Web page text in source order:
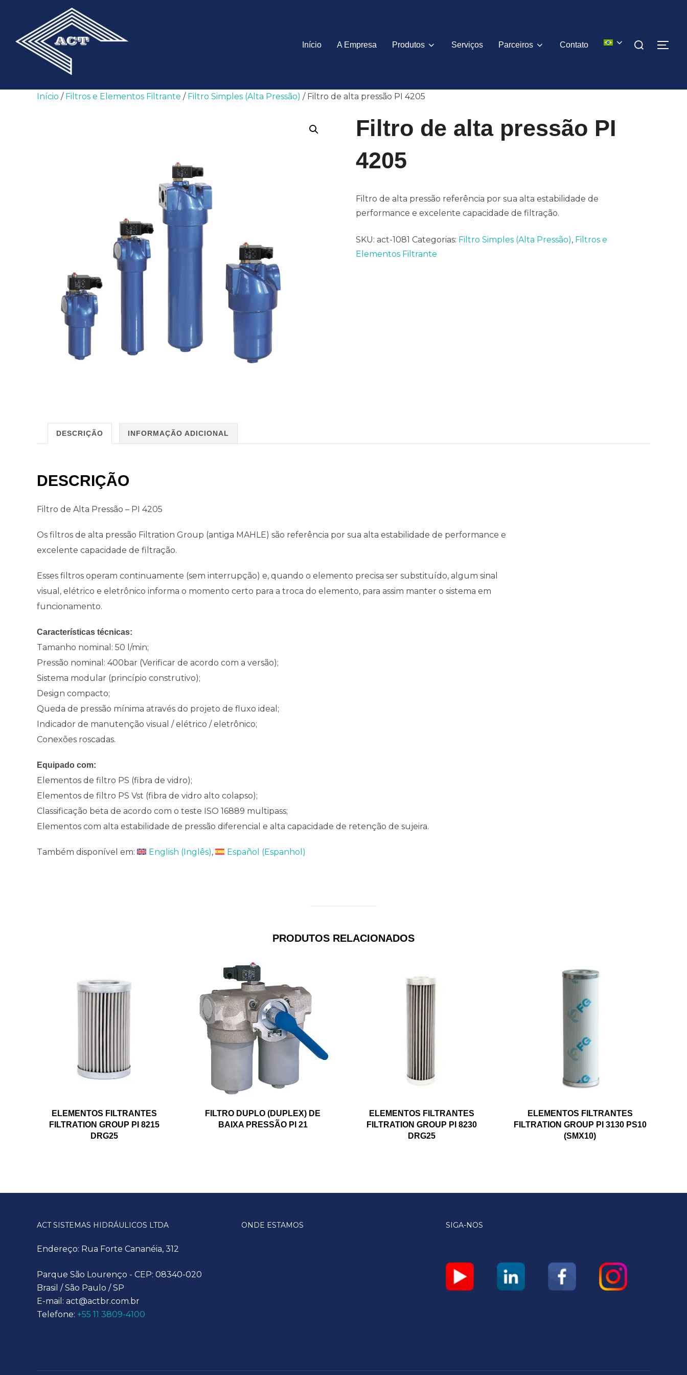
conteúdo
Início A Empresa Produtos Serviços Parceiros Contato
Pesquisar
por:
Início / Filtros e Elementos Filtrante / Filtro Simples (Alta Pressão) / Filtro de alta pressão PI 4205
Filtro de alta pressão PI
4205
Filtro de alta pressão referência por sua alta estabilidade de
performance e excelente capacidade de filtração.
SKU: act-1081 Categorias: Filtro Simples (Alta Pressão), Filtros e
Elementos Filtrante
DESCRIÇÃO INFORMAÇÃO ADICIONAL
DESCRIÇÃO
Filtro de Alta Pressão – PI 4205
Os filtros de alta pressão Filtration Group (antiga MAHLE) são referência por sua alta estabilidade de performance e
excelente capacidade de filtração.
Esses filtros operam continuamente (sem interrupção) e, quando o elemento precisa ser substituído, algum sinal
visual, elétrico e eletrônico informa o momento certo para a troca do elemento, para assim manter o sistema em
funcionamento.
Características técnicas:
Tamanho nominal: 50 l/min;
Pressão nominal: 400bar (Verificar de acordo com a versão);
Sistema modular (princípio construtivo);
Design compacto;
Queda de pressão mínima através do projeto de fluxo ideal;
Indicador de manutenção visual / elétrico / eletrônico;
Conexões roscadas.
Equipado com:
Elementos de filtro PS (fibra de vidro);
Elementos de filtro PS Vst (fibra de vidro alto colapso);
Classificação beta de acordo com o teste ISO 16889 multipass;
Elementos com alta estabilidade de pressão diferencial e alta capacidade de retenção de sujeira.
Também disponível em: English (Inglês) Español (Espanhol )
PRODUTOS RELACIONADOS
ELEMENTOS FILTRANTES
FILTRATION GROUP PI 8215
DRG25
FILTRO DUPLO (DUPLEX) DE
BAIXA PRESSÃO PI 21
ELEMENTOS FILTRANTES
FILTRATION GROUP PI 8230
DRG25
ELEMENTOS FILTRANTES
FILTRATION GROUP PI 3130 PS10
(SMX10)
ACT SISTEMAS HIDRÁULICOS LTDA
Endereço: Rua Forte Cananéia, 312
Parque São Lourenço - CEP: 08340-020
Brasil / São Paulo / SP
E-mail: act@actbr.com.br
Telefone: +55 11 3809-4100
ONDE ESTAMOS SIGA-NOS